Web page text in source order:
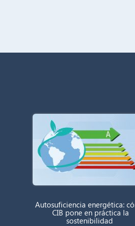
Autosuficiencia energética:
CIB pone en práctica la
sostenibilidad